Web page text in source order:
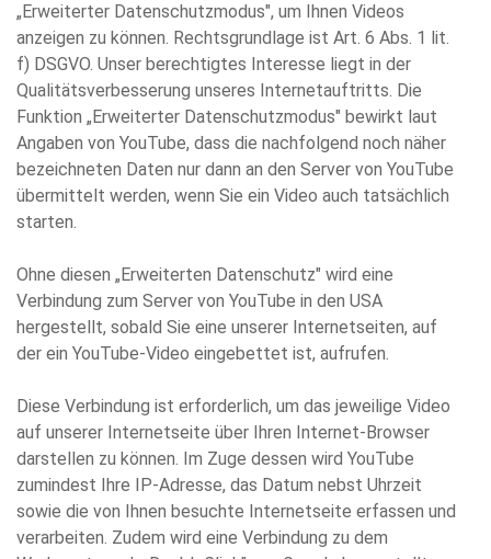
„Erweiterter Datenschutzmodus", um Ihnen Videos
anzeigen zu können. Rechtsgrundlage ist Art. 6 Abs. 1 lit.
f) DSGVO. Unser berechtigtes Interesse liegt in der
Qualitätsverbesserung unseres Internetauftritts. Die
Funktion „Erweiterter Datenschutzmodus" bewirkt laut
Angaben von YouTube, dass die nachfolgend noch näher
bezeichneten Daten nur dann an den Server von YouTube
übermittelt werden, wenn Sie ein Video auch tatsächlich
starten.
Ohne diesen „Erweiterten Datenschutz" wird eine
Verbindung zum Server von YouTube in den USA
hergestellt, sobald Sie eine unserer Internetseiten, auf
der ein YouTube-Video eingebettet ist, aufrufen.
Diese Verbindung ist erforderlich, um das jeweilige Video
auf unserer Internetseite über Ihren Internet-Browser
darstellen zu können. Im Zuge dessen wird YouTube
zumindest Ihre IP-Adresse, das Datum nebst Uhrzeit
sowie die von Ihnen besuchte Internetseite erfassen und
verarbeiten. Zudem wird eine Verbindung zu dem